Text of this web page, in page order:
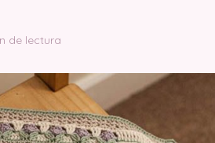
de lectura